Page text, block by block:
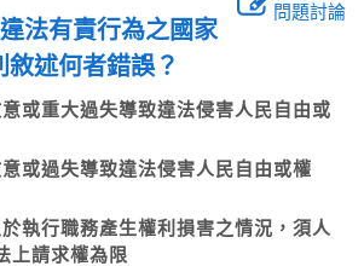
問題討論
法有責行為之國家
敘述何者錯誤？
或重大過失導致違法侵害人民自由或
或過失導致違法侵害人民自由或權
執行職務產生權利損害之情況，須人
上請求權為限